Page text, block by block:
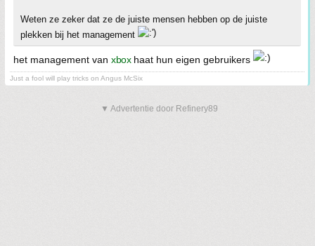
Weten ze zeker dat ze de juiste mensen hebben op de juiste
plekken bij het management
het management van xboxhaat hun eigen gebruikers
Just a fool will play tricks on Angus McSix
▼ Advertentie door Refinery89